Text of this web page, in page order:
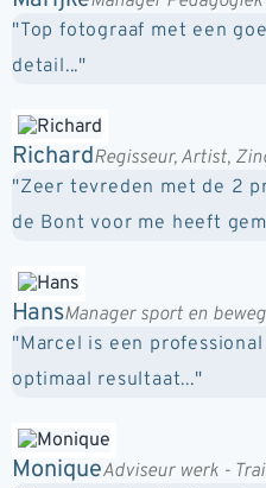
"Top fotograaf met een
detail..."
RichardRegisseur, Artist,
"Zeer tevreden met de 2
de Bont voor me heeft
HansManager sport en
"Marcel is een
optimaal resultaat..."
MoniqueAdviseur werk -